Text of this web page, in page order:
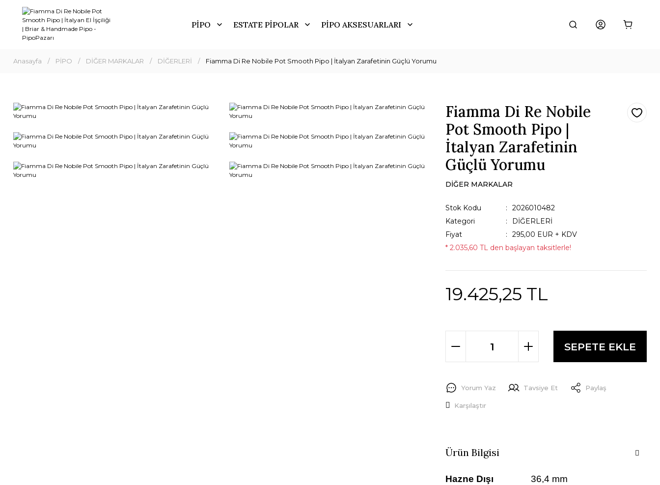
PİPO ESTATE PİPOLAR PİPO AKSESUARLARI
Anasayfa PİPO DİĞER MARKALAR DİĞERLERİ Fiamma Di Re Nobile Pot Smooth Pipo | İtalyan Zarafetinin Güçlü Yorumu
Fiamma Di Re Nobile
Pot Smooth Pipo |
İtalyan Zarafetinin
Güçlü Yorumu
DİĞER MARKALAR
Stok Kodu
2026010482
Kategori
DİĞERLERİ
Fiyat
295,00 EUR + KDV
* 2.035,60 TL den başlayan taksitlerle!
19.425,25 TL
SEPETE EKLE
Yorum Yaz Tavsiye Et Paylaş
Karşılaştır
Ürün Bilgisi
Hazne Dışı
36,4 mm